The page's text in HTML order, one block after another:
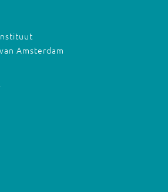
Amsterdam